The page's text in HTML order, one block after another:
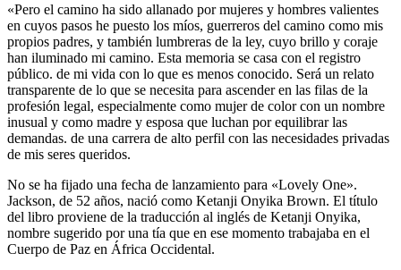
«Pero el camino ha sido allanado por mujeres y hombres valientes
en cuyos pasos he puesto los míos, guerreros del camino como mis
propios padres, y también lumbreras de la ley, cuyo brillo y coraje
han iluminado mi camino. Esta memoria se casa con el registro
público. de mi vida con lo que es menos conocido. Será un relato
transparente de lo que se necesita para ascender en las filas de la
profesión legal, especialmente como mujer de color con un nombre
inusual y como madre y esposa que luchan por equilibrar las
demandas. de una carrera de alto perfil con las necesidades privadas
de mis seres queridos.
No se ha fijado una fecha de lanzamiento para «Lovely One».
Jackson, de 52 años, nació como Ketanji Onyika Brown. El título
del libro proviene de la traducción al inglés de Ketanji Onyika,
nombre sugerido por una tía que en ese momento trabajaba en el
Cuerpo de Paz en África Occidental.